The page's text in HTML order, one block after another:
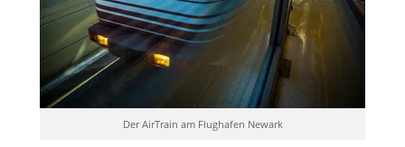
Der AirTrain am Flughafen Newark